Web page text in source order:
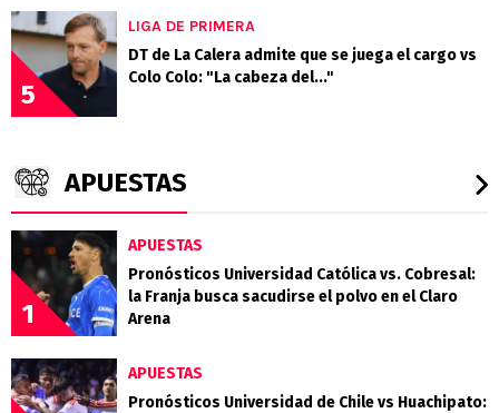
5
LIGA DE PRIMERA
DT de La Calera admite que se juega el cargo vs
Colo Colo: "La cabeza del..."
APUESTAS
1
APUESTAS
Pronósticos Universidad Católica vs. Cobresal:
la Franja busca sacudirse el polvo en el Claro
Arena
APUESTAS
Pronósticos Universidad de Chile vs Huachipato: